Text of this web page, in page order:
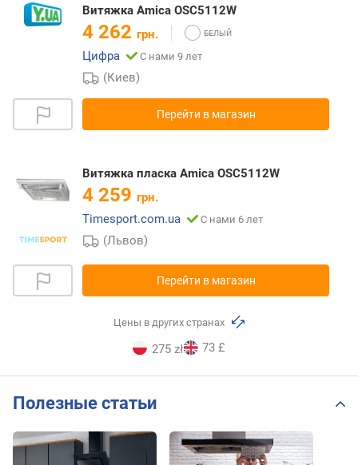
Витяжка Amica OSC5112W
4 262 грн.
Цифра
С нами 9 лет
(Киев)
Перейти в магазин
Витяжка пласка Amica OSC5112W
4 259 грн.
Timesport.com.ua
С нами 6 лет
(Львов)
Перейти в магазин
Цены в других странах
275 zł 73 £
Полезные статьи